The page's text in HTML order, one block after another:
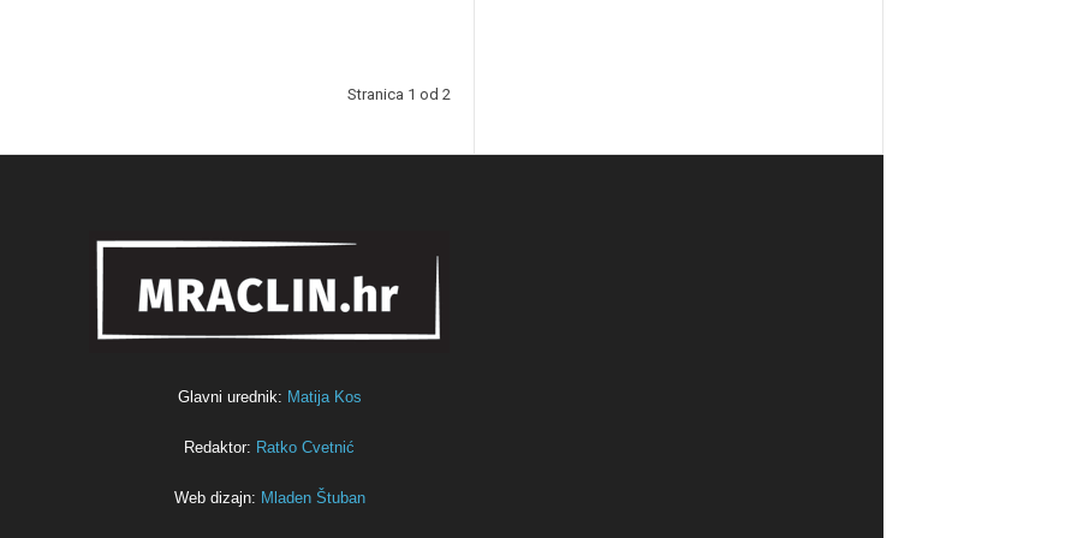
Stranica 1 od 2
Glavni urednik: Matija Kos
Redaktor: Ratko Cvetnić
Web dizajn: Mladen Štuban